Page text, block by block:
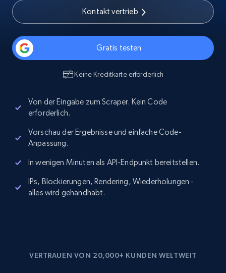
Kontakt vertrieb
Gratis testen
Keine Kreditkarte erforderlich
Von der Eingabe zum Scraper. Kein Code
erforderlich.
Vorschau der Ergebnisse und einfache Code-
Anpassung.
In wenigen Minuten als API-Endpunkt bereitstellen.
IPs, Blockierungen, Rendering, Wiederholungen -
alles wird gehandhabt.
VERTRAUEN VON 20,000+ KUNDEN WELTWEIT